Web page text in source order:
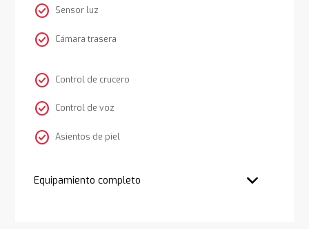
check_circle Sensor luz
check_circle Cámara trasera
check_circle Control de crucero
check_circle Control de voz
check_circle Asientos de piel
Equipamiento completo